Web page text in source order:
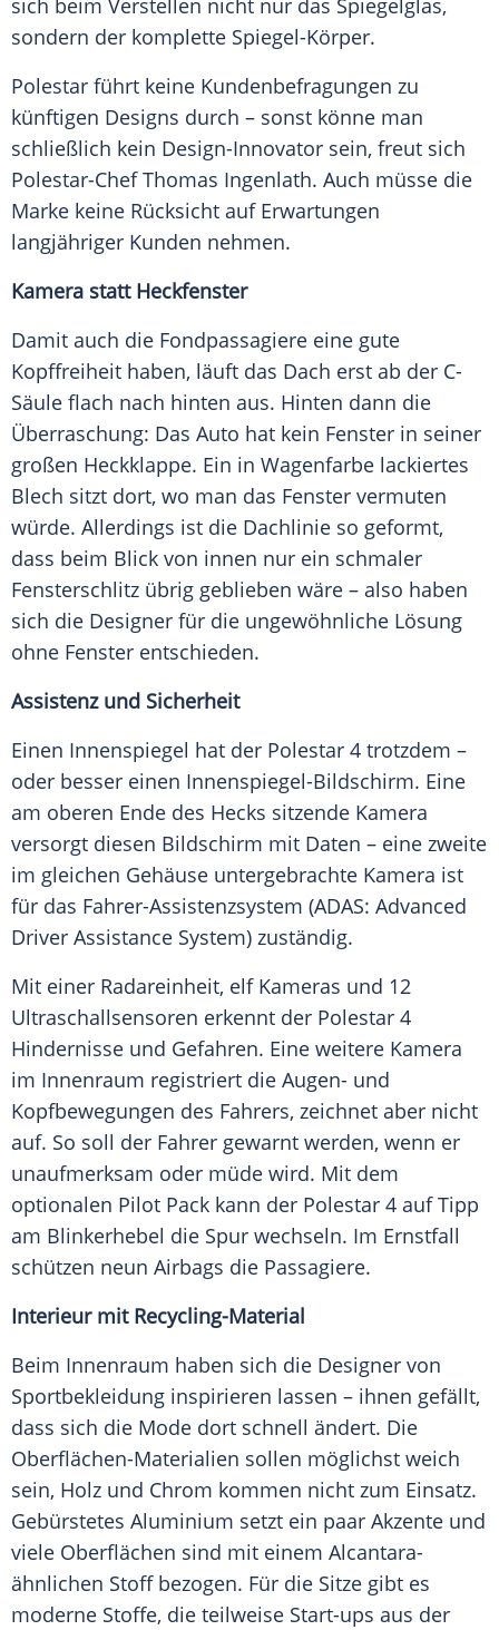
sich beim Verstellen nicht nur das Spiegelglas,
sondern der komplette Spiegel-Körper.
Polestar führt keine Kundenbefragungen zu
künftigen Designs durch – sonst könne man
schließlich kein Design-Innovator sein, freut sich
Polestar-ChefThomas Ingenlath. Auch müsse die
Marke keine Rücksicht auf Erwartungen
langjähriger Kunden nehmen.
Kamera statt Heckfenster
Damit auch die Fondpassagiere eine gute
Kopffreiheit haben, läuft das Dach erst ab der C-
Säule flach nach hinten aus. Hinten dann die
Überraschung: Das Auto hat kein Fenster in seiner
großen Heckklappe. Ein in Wagenfarbe lackiertes
Blech sitzt dort, wo man das Fenster vermuten
würde. Allerdings ist die Dachlinie so geformt,
dass beim Blick von innen nur ein schmaler
Fensterschlitz übrig geblieben wäre – also haben
sich die Designer für die ungewöhnliche Lösung
ohne Fenster entschieden.
Assistenz und Sicherheit
Einen Innenspiegel hat der Polestar 4 trotzdem –
oder besser einen Innenspiegel-Bildschirm. Eine
am oberen Ende des Hecks sitzende Kamera
versorgt diesen Bildschirm mit Daten – eine zweite
im gleichen Gehäuse untergebrachte Kamera ist
für das Fahrer-Assistenzsystem (ADAS: Advanced
Driver Assistance System) zuständig.
Mit einer Radareinheit, elf Kameras und 12
Ultraschallsensoren erkennt der Polestar 4
Hindernisse und Gefahren. Eine weitere Kamera
im Innenraum registriert die Augen- und
Kopfbewegungen des Fahrers, zeichnet aber nicht
auf. So soll der Fahrer gewarnt werden, wenn er
unaufmerksam oder müde wird. Mit dem
optionalen Pilot Pack kann der Polestar 4 auf Tipp
am Blinkerhebel die Spur wechseln. Im Ernstfall
schützen neun Airbags die Passagiere.
Interieur mit Recycling-Material
Beim Innenraum haben sich die Designer von
Sportbekleidung inspirieren lassen – ihnen gefällt,
dass sich die Mode dort schnell ändert. Die
Oberflächen-Materialien sollen möglichst weich
sein, Holz und Chrom kommen nicht zum Einsatz.
Gebürstetes Aluminium setzt ein paar Akzente und
viele Oberflächen sind mit einem Alcantara-
ähnlichen Stoff bezogen. Für die Sitze gibt es
moderne Stoffe, die teilweise Start-ups aus der